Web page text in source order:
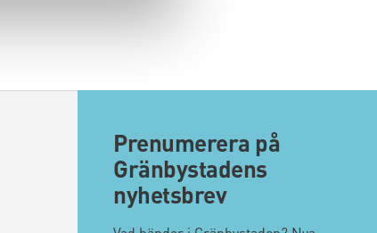
Prenumerera på
Gränbystadens
nyhetsbrev